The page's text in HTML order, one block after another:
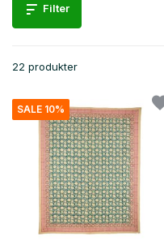
Filter
22 produkter
SALE 10%